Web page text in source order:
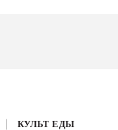
КУЛЬТ ЕДЫ